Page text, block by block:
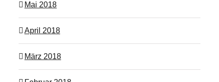
Mai 2018
April 2018
März 2018